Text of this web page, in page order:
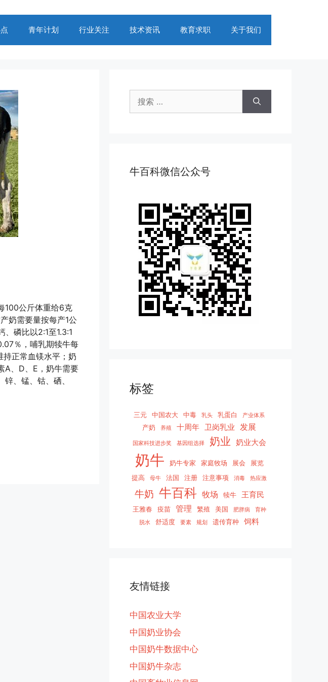
青年计划 行业关注 技术资讯 教育求职 关于我们
100公斤体重给6克
奶需要量按每产1公
、磷比以2:1至1.3:1
％，哺乳期犊牛每
正常血镁水平；奶
A、D、E，奶牛需要
、锰、钴、硒、
索：
牛百科微信公众号
标签
三元 中国农大 中毒 乳头 乳蛋白 产业体系
产奶 养殖 十周年 卫岗乳业 发展
国家科技进步奖 基因组选择 奶业 奶业大会
奶牛 奶牛专家 家庭牧场 展会
展览
提高
母牛 法国 注册 注意事项 消毒 热应激
牛奶 牛百科 牧场 犊牛 王育民
王雅春 疫苗 管理 繁殖 美国 肥胖病
育种
脱水
舒适度 要素 规划 遗传育种 饲料
友情链接
中国农业大学
中国奶业协会
中国奶牛数据中心
中国奶牛杂志